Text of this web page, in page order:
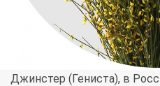
Джинстер (Гениста), в